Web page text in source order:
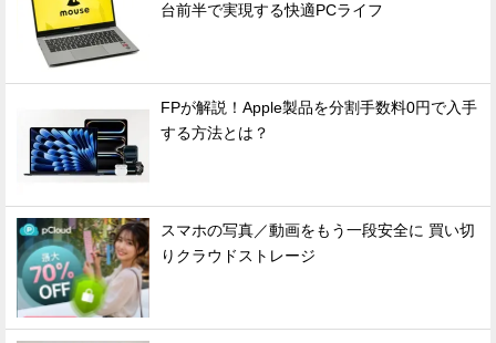
台前半で実現する快適PCライフ
FPが解説！Apple製品を分割手数料0円で入手
する方法とは？
スマホの写真／動画をもう一段安全に 買い切
りクラウドストレージ